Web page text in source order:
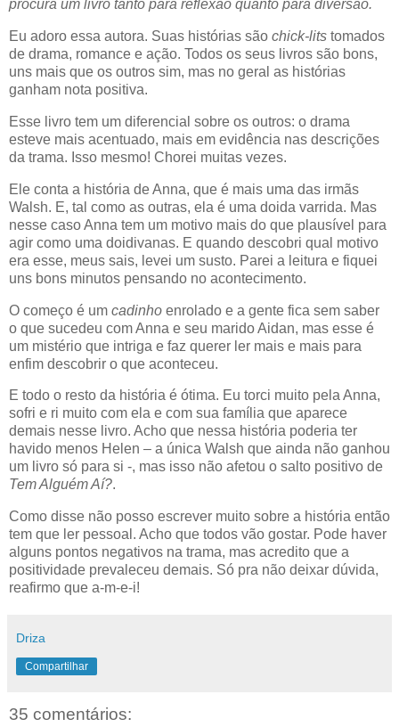
procura um livro tanto para reflexão quanto para diversão.
Eu adoro essa autora. Suas histórias são chick-lits tomados
de drama, romance e ação. Todos os seus livros são bons,
uns mais que os outros sim, mas no geral as histórias
ganham nota positiva.
Esse livro tem um diferencial sobre os outros: o drama
esteve mais acentuado, mais em evidência nas descrições
da trama. Isso mesmo! Chorei muitas vezes.
Ele conta a história de Anna, que é mais uma das irmãs
Walsh. E, tal como as outras, ela é uma doida varrida. Mas
nesse caso Anna tem um motivo mais do que plausível para
agir como uma doidivanas. E quando descobri qual motivo
era esse, meus sais, levei um susto. Parei a leitura e fiquei
uns bons minutos pensando no acontecimento.
O começo é um cadinho enrolado e a gente fica sem saber
o que sucedeu com Anna e seu marido Aidan, mas esse é
um mistério que intriga e faz querer ler mais e mais para
enfim descobrir o que aconteceu.
E todo o resto da história é ótima. Eu torci muito pela Anna,
sofri e ri muito com ela e com sua família que aparece
demais nesse livro. Acho que nessa história poderia ter
havido menos Helen – a única Walsh que ainda não ganhou
um livro só para si -, mas isso não afetou o salto positivo de
Tem Alguém Aí?.
Como disse não posso escrever muito sobre a história então
tem que ler pessoal. Acho que todos vão gostar. Pode haver
alguns pontos negativos na trama, mas acredito que a
positividade prevaleceu demais. Só pra não deixar dúvida,
reafirmo que a-m-e-i!
Driza
Compartilhar
35 comentários: